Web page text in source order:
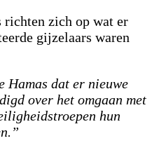
richten zich op wat er
gijzelaars waren
Hamas dat er nieuwe
over het omgaan met
hun